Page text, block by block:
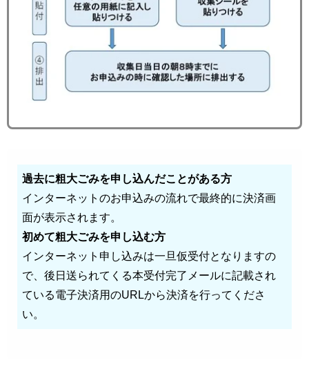
過去に粗大ごみを申し込んだことがある方
インターネットのお申込みの流れで最終的に決済画
面が表示されます。
初めて粗大ごみを申し込む方
インターネット申し込みは一旦仮受付となりますの
で、後日送られてくる本受付完了メールに記載され
ている電子決済用のURLから決済を行ってくださ
い。